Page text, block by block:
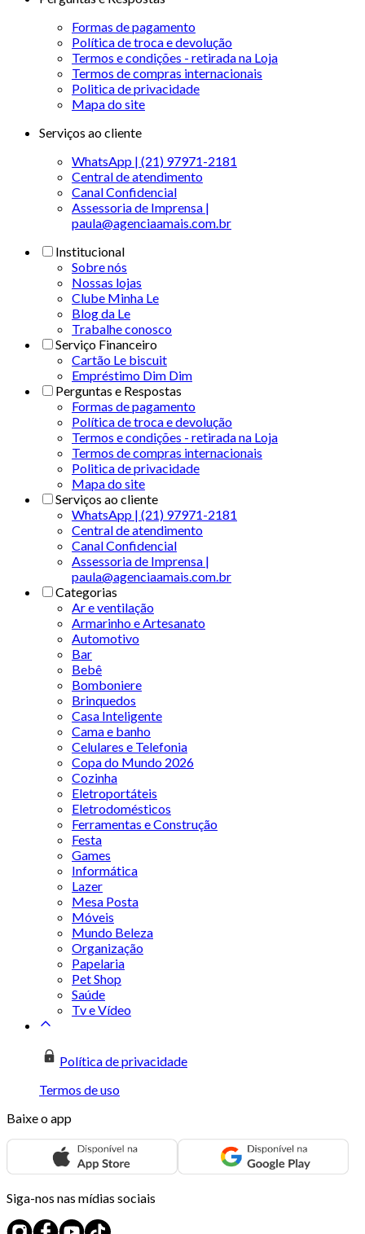
Formas de pagamento
Política de troca e devolução
Termos e condições - retirada na Loja
Termos de compras internacionais
Politica de privacidade
Mapa do site
Serviços ao cliente
WhatsApp | (21) 97971-2181
Central de atendimento
Canal Confidencial
Assessoria de Imprensa |
paula@agenciaamais.com.br
Institucional
Sobre nós
Nossas lojas
Clube Minha Le
Blog da Le
Trabalhe conosco
Serviço Financeiro
Cartão Le biscuit
Empréstimo Dim Dim
Perguntas e Respostas
Formas de pagamento
Política de troca e devolução
Termos e condições - retirada na Loja
Termos de compras internacionais
Politica de privacidade
Mapa do site
Serviços ao cliente
WhatsApp | (21) 97971-2181
Central de atendimento
Canal Confidencial
Assessoria de Imprensa |
paula@agenciaamais.com.br
Categorias
Ar e ventilação
Armarinho e Artesanato
Automotivo
Bar
Bebê
Bomboniere
Brinquedos
Casa Inteligente
Cama e banho
Celulares e Telefonia
Copa do Mundo 2026
Cozinha
Eletroportáteis
Eletrodomésticos
Ferramentas e Construção
Festa
Games
Informática
Lazer
Mesa Posta
Móveis
Mundo Beleza
Organização
Papelaria
Pet Shop
Saúde
Tv e Vídeo
Política de privacidade
Termos de uso
Baixe o app
Siga-nos nas mídias sociais